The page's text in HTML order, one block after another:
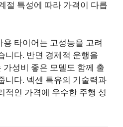
절 특성에 따라 가격이 다릅
타이어는 고성능을 고려
니다. 반면 경제적 운행을
성비 좋은 모델도 함께 출
니다. 넥센 특유의 기술력과
적인 가격에 우수한 주행 성